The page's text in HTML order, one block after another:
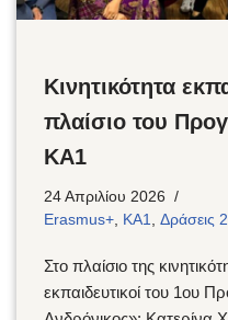
Κινητικότητα
πλαίσιο του
KA1
24 Απριλίου 2026
Erasmus+, KA1, Δράσεις
Στο πλαίσιο της
εκπαιδευτικοί του 1ου